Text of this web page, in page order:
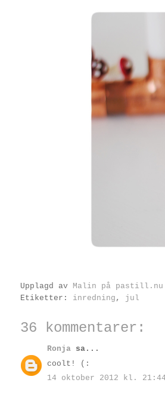
Upplagd av Malin på pastill.nu
Etiketter: inredning , jul
36 kommentarer:
Ronja sa...
coolt! (:
14 oktober 2012 kl. 21:44